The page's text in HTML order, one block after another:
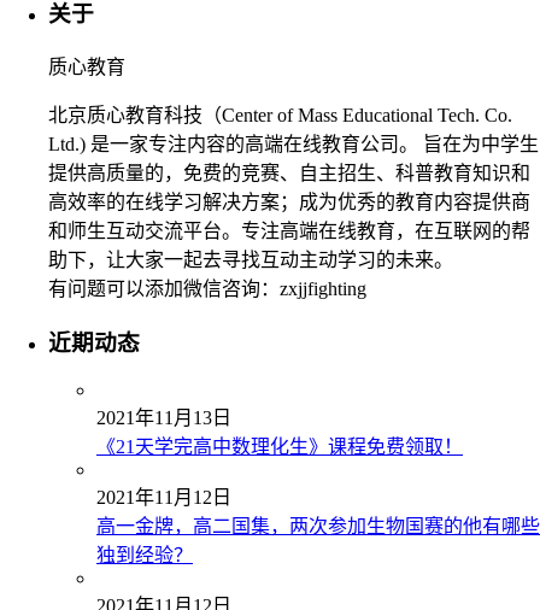
关于
质心教育
北京质心教育科技（Center of Mass Educational Tech. Co.
Ltd.) 是一家专注内容的高端在线教育公司。 旨在为中学生
提供高质量的，免费的竞赛、自主招生、科普教育知识和
高效率的在线学习解决方案；成为优秀的教育内容提供商
和师生互动交流平台。专注高端在线教育，在互联网的帮
助下，让大家一起去寻找互动主动学习的未来。
有问题可以添加微信咨询：zxjjfighting
近期动态
2021年11月13日
《21天学完高中数理化生》课程免费领取！
2021年11月12日
高一金牌，高二国集，两次参加生物国赛的他有哪些
独到经验？
2021年11月12日